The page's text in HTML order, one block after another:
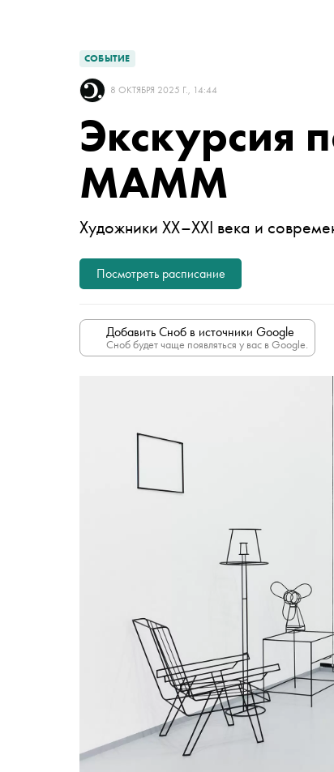
СОБЫТИЕ
8 ОКТЯБРЯ 2025 Г., 14:44
Экскурсия
МАММ
Художники ХХ–XXI века и
Посмотреть расписание
Добавить Сноб в источники Google
Сноб будет чаще появляться у вас в Google.